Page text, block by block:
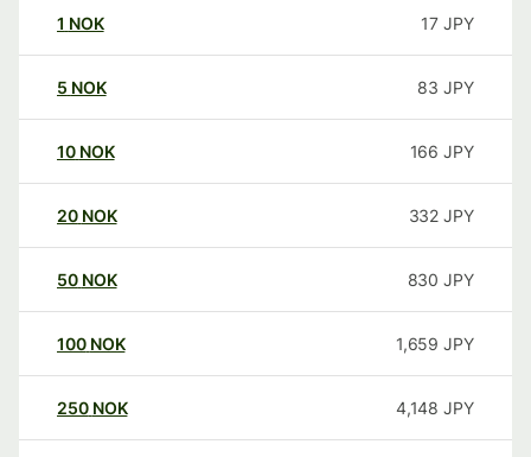
1 NOK 17 JPY
5 NOK 83 JPY
10 NOK 166 JPY
20 NOK 332 JPY
50 NOK 830 JPY
100 NOK 1,659 JPY
250 NOK 4,148 JPY